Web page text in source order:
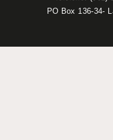
PO Box 136-34-